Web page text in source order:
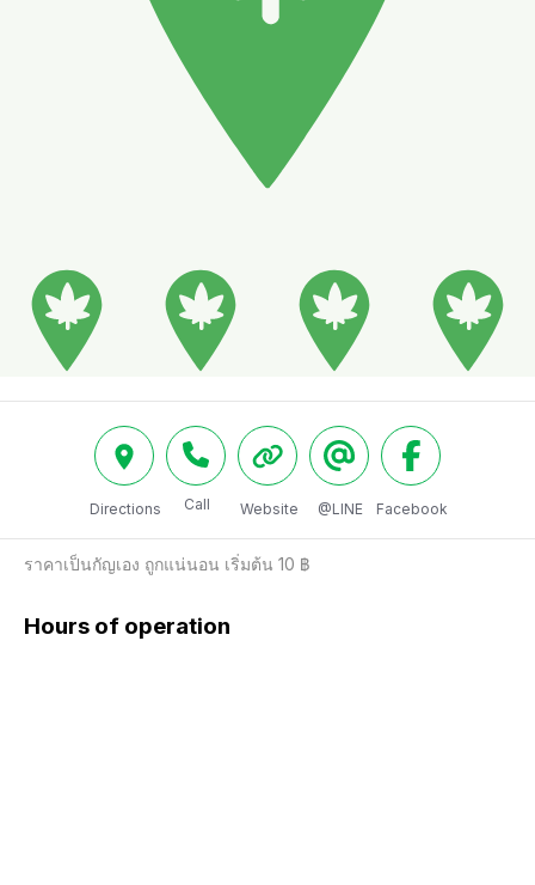
Directions Call Website @LINE Facebook
ราคาเป็นกัญเอง ถูกแน่นอน เริ่มต้น 10 ฿
Hours of operation